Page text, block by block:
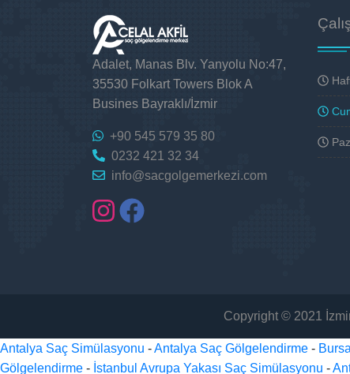
Adalet, Manas Blv. Yanyolu No:47,
35530 Folkart Towers Blok A
Busines Bayraklı/İzmir
+90 545 579 35 80
0232 421 32 34
info@sacgolgemerkezi.com
Copyright © 2021
Antalya Saç Simülasyonu -Antalya Saç Gölgelendirme -
Gölgelendirme - İstanbul Avrupa Yakası Saç Simülasyonu -